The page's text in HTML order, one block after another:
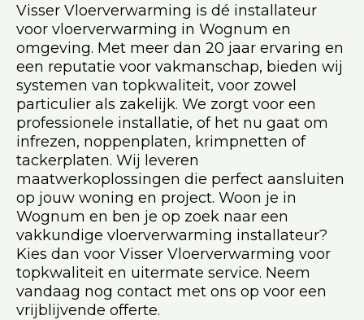
Visser Vloerverwarming is dé installateur
voor vloerverwarming in Wognum en
omgeving. Met meer dan 20 jaar ervaring en
een reputatie voor vakmanschap, bieden wij
systemen van topkwaliteit, voor zowel
particulier als zakelijk. We zorgt voor een
professionele installatie, of het nu gaat om
infrezen, noppenplaten, krimpnetten of
tackerplaten. Wij leveren
maatwerkoplossingen die perfect aansluiten
op jouw woning en project. Woon je in
Wognum en ben je op zoek naar een
vakkundige vloerverwarming installateur?
Kies dan voor Visser Vloerverwarming voor
topkwaliteit en uitermate service. Neem
vandaag nog contact met ons op voor een
vrijblijvende offerte.